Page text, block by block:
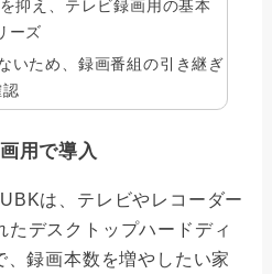
抑え、テレビ録画用の基本
ーズ
いため、録画番組の引き継ぎ
用で導入
は、テレビやレコーダー
たデスクトップハードディ
録画本数を増やしたい家